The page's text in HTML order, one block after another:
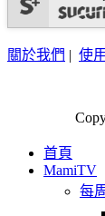
關於我們 | 使
首頁
MamiTV
每